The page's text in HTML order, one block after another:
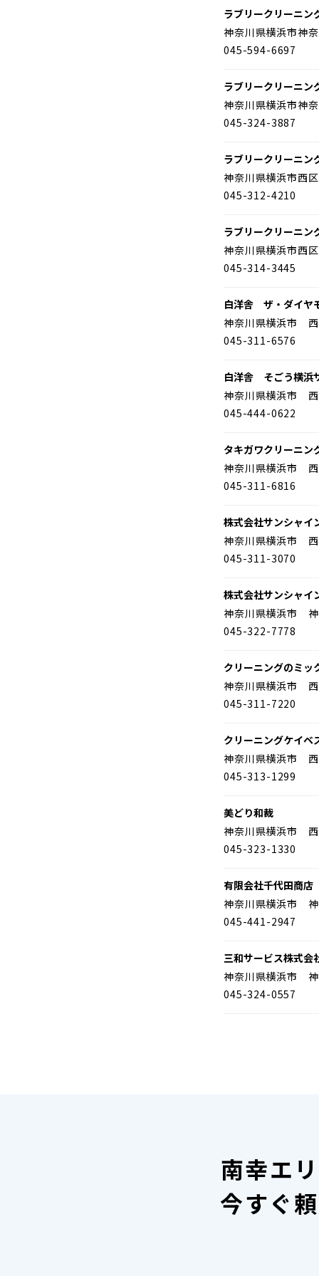
ラブリークリーニ
神奈川県横浜市神
045-594-6697
ラブリークリーニ
神奈川県横浜市神
045-324-3887
ラブリークリーニ
神奈川県横浜市西
045-312-4210
ラブリークリーニ
神奈川県横浜市西
045-314-3445
白洋舎 ザ・ダイヤ
神奈川県横浜市 西
045-311-6576
白洋舎 そごう横浜
神奈川県横浜市 西
045-444-0622
タキガワクリーニン
神奈川県横浜市 西
045-311-6816
株式会社サンシャイ
神奈川県横浜市 西
045-311-3070
株式会社サンシャ
神奈川県横浜市 神
045-322-7778
クリーニングのミッ
神奈川県横浜市 西
045-311-7220
クリーニングケイベ
神奈川県横浜市 西
045-313-1299
美どり和裁
神奈川県横浜市 西
045-323-1330
有限会社千代田商店
神奈川県横浜市 神
045-441-2947
三和サービス株式
神奈川県横浜市 神
045-324-0557
南幸エ
今すぐ